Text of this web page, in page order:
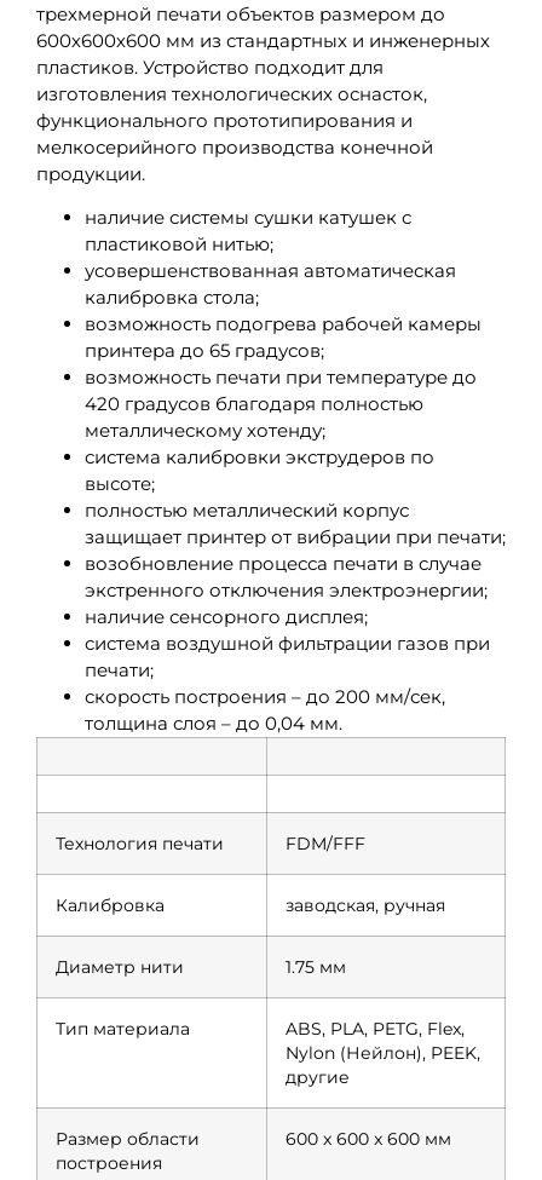
трехмерной печати объектов размером до
600х600х600 мм из стандартных и инженерных
пластиков. Устройство подходит для
изготовления технологических оснасток,
функционального прототипирования и
мелкосерийного производства конечной
продукции.
наличие системы сушки катушек с
пластиковой нитью;
усовершенствованная автоматическая
калибровка стола;
возможность подогрева рабочей камеры
принтера до 65 градусов;
возможность печати при температуре до
420 градусов благодаря полностью
металлическому хотенду;
система калибровки экструдеров по
высоте;
полностью металлический корпус
защищает принтер от вибрации при печати;
возобновление процесса печати в случае
экстренного отключения электроэнергии;
наличие сенсорного дисплея;
система воздушной фильтрации газов при
печати;
скорость построения – до 200 мм/сек,
толщина слоя – до 0,04 мм.
Технология печати FDM/FFF
Калибровка заводская, ручная
Диаметр нити 1.75 мм
Тип материала
ABS, PLA, PETG, Flex,
Nylon (Нейлон), PEEK,
другие
Размер области
построения
600 x 600 x 600 мм